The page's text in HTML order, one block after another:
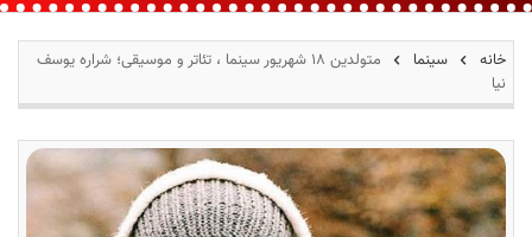
ر
م
ز
خانه سینما
متولدین ۱۸ شهریور سینما ، تئاتر و موسیقی؛ شراره یوسف
نیا